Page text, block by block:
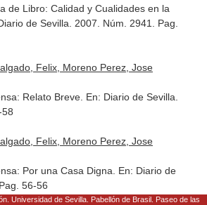
de Libro: Calidad y Cualidades en la
de Sevilla . 2007. Núm. 2941. Pag.
Felix, Moreno Perez, Jose
Relato Breve. En: Diario de Sevilla
Felix, Moreno Perez, Jose
Por una Casa Digna. En: Diario de
56-56
Universidad de Sevilla. Pabellón de Brasil. Paseo de las